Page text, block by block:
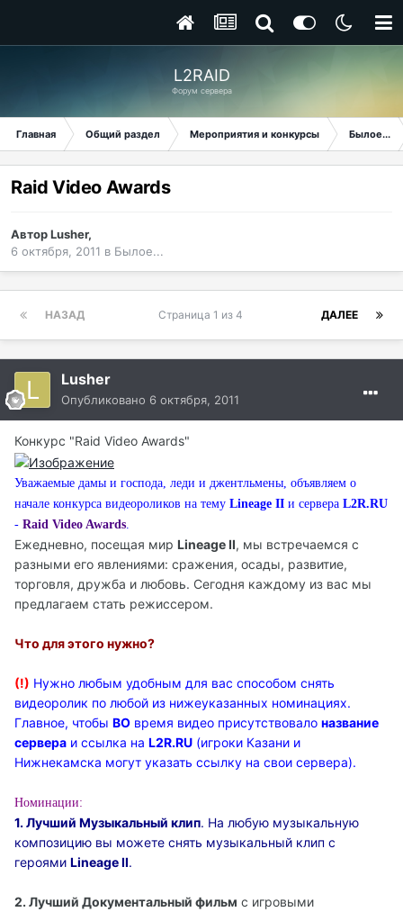
L2RAID
Форум сервера
Главная Общий раздел Мероприятия и конкурсы Былое...
Raid Video Awards
АвторLusher,
6 октября, 2011 в Былое...
НАЗАД ДАЛЕЕ
Страница 1 из 4
Lusher
Опубликовано 6 октября, 2011
Конкурс "Raid Video Awards"
Уважаемые дамы и господа, леди и джентльмены, объявляем о
начале конкурса видеороликов на тему Lineage II и сервера L2R.RU
- Raid Video Awards
Ежедневно, посещая мир Lineage II, мы встречаемся с
разными его явлениями: сражения, осады, развитие,
торговля, дружба и любовь. Сегодня каждому из вас мы
предлагаем стать режиссером.
Что для этого нужно?
(!) Нужно любым удобным для вас способом снять
видеоролик по любой из нижеуказанных номинациях.
Главное, чтобы ВО время видео присутствовало название
сервера и ссылка на L2R.RU (игроки Казани и
Нижнекамска могут указать ссылку на свои сервера).
Номинации:
1. Лучший Музыкальный клип. На любую музыкальную
композицию вы можете снять музыкальный клип с
героями Lineage II.
2. Лучший Документальный фильм с игровыми